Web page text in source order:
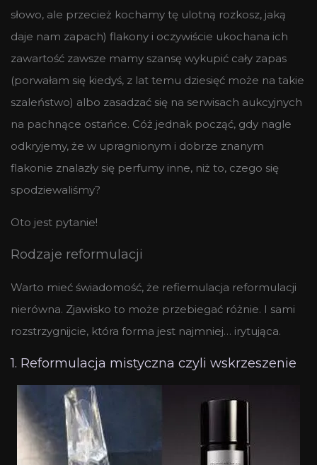
słowo, ale przecież kochamy tę ulotną rozkosz, jaką
daje nam zapach) flakony i oczywiście ukochana ich
zawartość zawsze mamy szansę wykupić cały zapas
(porwałam się kiedyś, z lat temu dziesięć może na takie
szaleństwo) albo zasadzać się na serwisach aukcyjnych
na pachnące ostańce. Cóż jednak począć, gdy nagle
odkryjemy, że w upragnionym i dobrze znanym
flakonie znalazły się perfumy inne, niż to, czego się
spodziewaliśmy?
Oto jest pytanie!
Rodzaje reformulacji
Warto mieć świadomość, że refiemulacja reformulacji
nierówna. Zjawisko to może przebiegać różnie. I sami
rozstrzygnijcie, która forma jest najmniej… irytująca.
1. Reformulacja mistyczna czyli wskrzeszenie